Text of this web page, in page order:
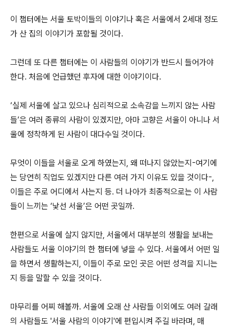
이 챕터에는 서울 토박이들의 이야기나 혹은 서울에서 2세대 정도
가 산 집의 이야기가 포함될 것이다.
그런데 또 다른 챕터에는 이 사람들의 이야기가 반드시 들어가야
한다. 처음에 언급했던 후자에 대한 이야기이다.
‘실제 서울에 살고 있으나 심리적으로 소속감을 느끼지 않는 사람
들’은 여러 종류의 사람이 있겠지만, 아마 고향은 서울이 아니나 서
울에 정착하게 된 사람이 대다수일 것이다.
무엇이 이들을 서울로 오게 하였는지, 왜 떠나지 않았는지-여기에
는 당연히 직업도 있겠지만 다른 여러 가지 이유도 있을 것이다-,
이들은 주로 어디에서 사는지 등. 더 나아가 최종적으로는 이 사람
들이 느끼는 ‘낯선 서울’은 어떤 곳일까.
한편으로 서울에 살지 않지만, 서울에서 대부분의 생활을 보내는
사람들도 서울 이야기의 한 챕터에 넣을 수 있다. 서울에서 어떤 일
을 하면서 생활하는지, 이들이 주로 모인 곳은 어떤 성격을 지니는
지 등을 말할 수 있을 것이다.
마무리를 어찌 해볼까. 서울에 오래 산 사람들 이외에도 여러 갈래
의 사람들도 '서울 사람의 이야기'에 편입시켜 주길 바라며, 매